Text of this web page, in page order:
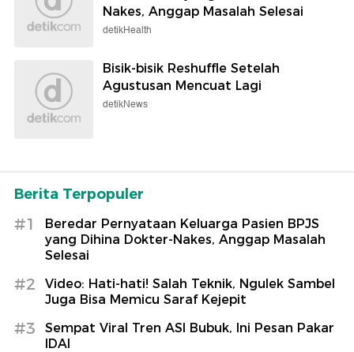
Nakes, Anggap Masalah Selesai
detikHealth
Bisik-bisik Reshuffle Setelah
Agustusan Mencuat Lagi
detikNews
Berita Terpopuler
#1
Beredar Pernyataan Keluarga Pasien BPJS
yang Dihina Dokter-Nakes, Anggap Masalah
Selesai
#2
Video: Hati-hati! Salah Teknik, Ngulek Sambel
Juga Bisa Memicu Saraf Kejepit
#3
Sempat Viral Tren ASI Bubuk, Ini Pesan Pakar
IDAI